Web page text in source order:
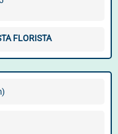
FLORISTA